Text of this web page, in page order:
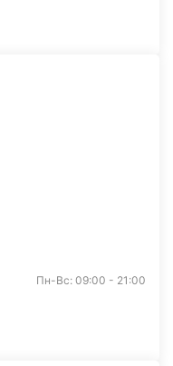
Пн-Вс: 09:00 - 21:00